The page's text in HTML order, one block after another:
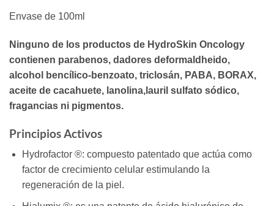
Envase de 100ml
Ninguno de los productos de HydroSkin Oncology
contienen parabenos, dadores deformaldheido,
alcohol bencílico-benzoato, triclosán, PABA, BORAX,
aceite de cacahuete, lanolina,lauril sulfato sódico,
fragancias ni pigmentos.
Principios Activos
Hydrofactor ®: compuesto patentado que actúa como
factor de crecimiento celular estimulando la
regeneración de la piel.